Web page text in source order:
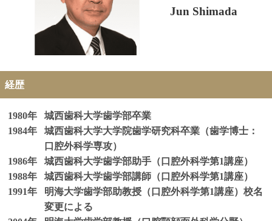
Jun Shimada
経歴
1980年
城西歯科大学歯学部卒業
1984年
城西歯科大学大学院歯学研究科卒業（歯学博士：
口腔外科学専攻）
1986年
城西歯科大学歯学部助手（口腔外科学第1講座）
1988年
城西歯科大学歯学部講師（口腔外科学第1講座）
1991年
明海大学歯学部助教授（口腔外科学第1講座）校名
変更による